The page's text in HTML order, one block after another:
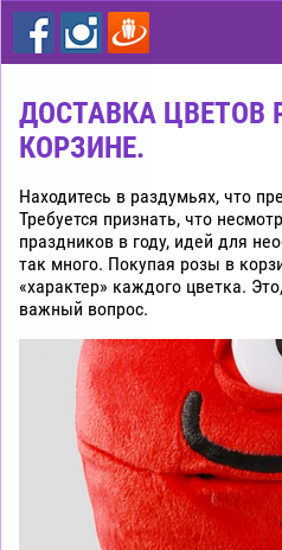
цветы
дешево
Рига
ДОСТАВКА ЦВЕТОВ
КОРЗИНЕ.
Находитесь в раздумьях, что
Требуется признать, что
праздников в году, идей для
так много. Покупая розы в
«характер» каждого цветка.
важный вопрос.